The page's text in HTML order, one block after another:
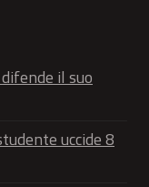
il suo
uccide 8